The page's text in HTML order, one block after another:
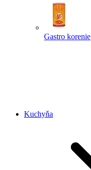
Gastro korenie
Kuchyňa